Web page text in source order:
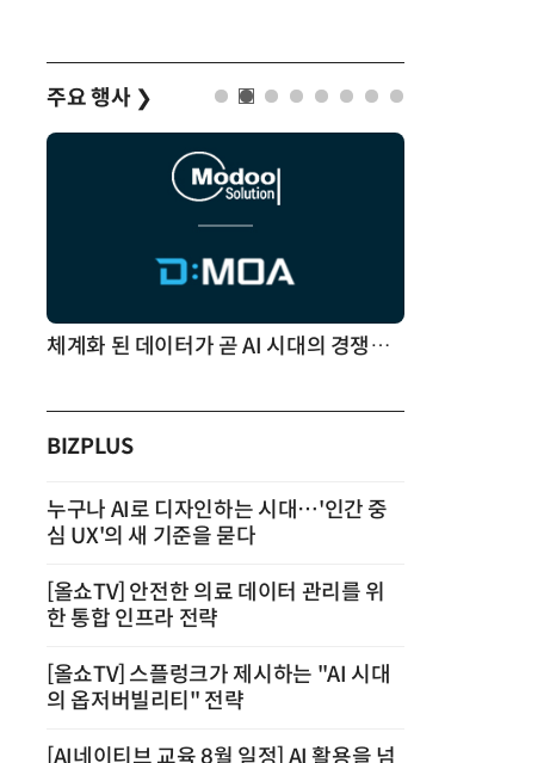
주요 행사 ❯
체계화 된 데이터가 곧 AI 시대의 경쟁력이다
BIZPLUS
누구나 AI로 디자인하는 시대…'인간 중
심 UX'의 새 기준을 묻다
[올쇼TV] 안전한 의료 데이터 관리를 위
한 통합 인프라 전략
[올쇼TV] 스플렁크가 제시하는 "AI 시대
의 옵저버빌리티" 전략
[AI네이티브 교육 8월 일정] AI 활용을 넘